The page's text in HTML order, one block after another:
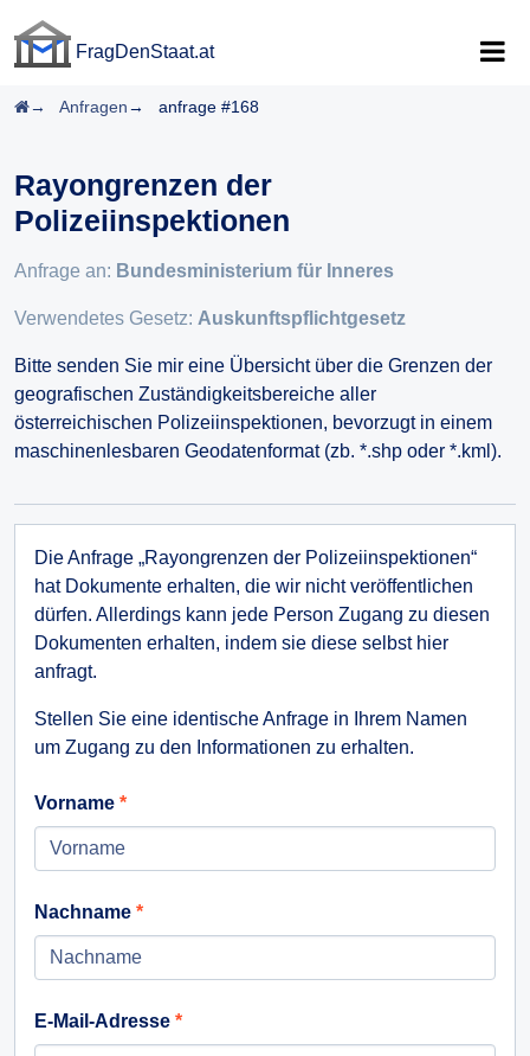
FragDenStaat.at
Startseite
Anfragen anfrage #168
Rayongrenzen der
Polizeiinspektionen
Anfrage an: Bundesministerium für Inneres
Verwendetes Gesetz: Auskunftspflichtgesetz
Bitte senden Sie mir eine Übersicht über die Grenzen der
geografischen Zuständigkeitsbereiche aller
österreichischen Polizeiinspektionen, bevorzugt in einem
maschinenlesbaren Geodatenformat (zb. *.shp oder *.kml).
Die Anfrage „Rayongrenzen der Polizeiinspektionen“
hat Dokumente erhalten, die wir nicht veröffentlichen
dürfen. Allerdings kann jede Person Zugang zu diesen
Dokumenten erhalten, indem sie diese selbst hier
anfragt.
Stellen Sie eine identische Anfrage in Ihrem Namen
um Zugang zu den Informationen zu erhalten.
Vorname
Nachname
E-Mail-Adresse